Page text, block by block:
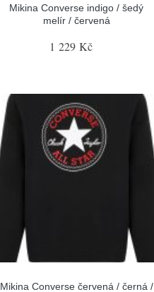
Mikina Converse indigo / šedý
melír / červená
1 229 Kč
Mikina Converse červená / černá /